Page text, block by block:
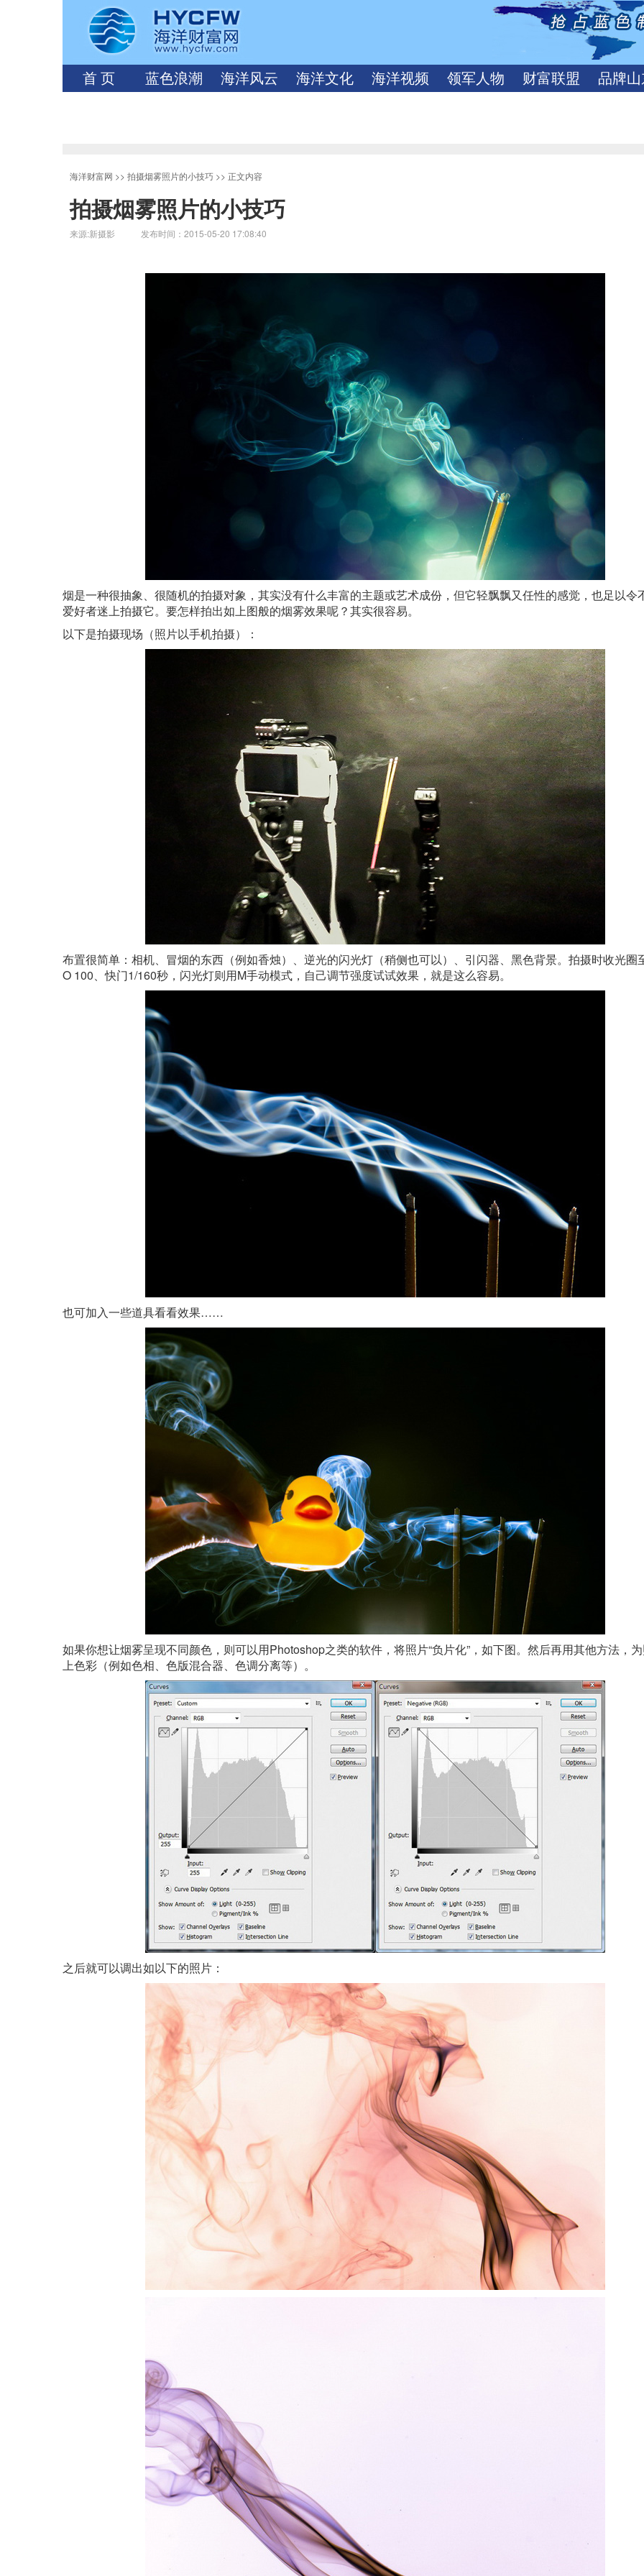
首 页 蓝色浪潮 海洋风云 海洋文化 海洋视频 领军人物 财富联盟 品牌
海洋财富网 >> 拍摄烟雾照片的小技巧 >> 正文内容
拍摄烟雾照片的小技巧
来源:新摄影 发布时间：2015-05-20 17:08:40
烟是一种很抽象、很随机的拍摄对象，其实没有什么丰富的主题或艺术成份，但它轻飘飘又任性的感觉，也足以令
爱好者迷上拍摄它。要怎样拍出如上图般的烟雾效果呢？其实很容易。
以下是拍摄现场（照片以手机拍摄）：
布置很简单：相机、冒烟的东西（例如香烛）、逆光的闪光灯（稍侧也可以）、引闪器、黑色背景。拍摄时收光圈
O 100、快门1/160秒，闪光灯则用M手动模式，自己调节强度试试效果，就是这么容易。
也可加入一些道具看看效果……
如果你想让烟雾呈现不同颜色，则可以用Photoshop之类的软件，将照片“负片化”，如下图。然后再用其他方法，
上色彩（例如色相、色版混合器、色调分离等）。
之后就可以调出如以下的照片：